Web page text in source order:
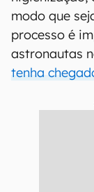
modo que
processo é
astronautas
tenha